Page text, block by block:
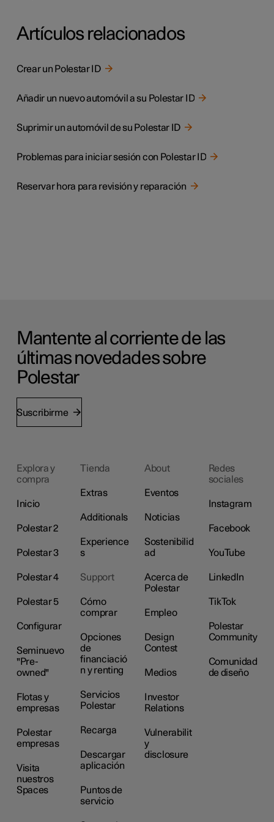
Artículos relacionados
Crear un Polestar ID
Añadir un nuevo automóvil a su Polestar ID
Suprimir un automóvil de su Polestar ID
Problemas para iniciar sesión con Polestar ID
Reservar hora para revisión y reparación
Mantente al corriente de las
últimas novedades sobre
Polestar
Suscribirme
Explora y
compra
Inicio
Polestar 2
Polestar 3
Polestar 4
Polestar 5
Configurar
Seminuevo
"Pre-
owned"
Flotas y
empresas
Polestar
empresas
Visita
nuestros
Spaces
Tienda
Extras
Additionals
Experience
s
Support
Cómo
comprar
Opciones
de
financiació
n y renting
Servicios
Polestar
Recarga
Descargar
aplicación
Puntos de
servicio
About
Eventos
Noticias
Sostenibilid
ad
Acerca de
Polestar
Empleo
Design
Contest
Medios
Investor
Relations
Vulnerabilit
y
disclosure
Redes
sociales
Instagram
Facebook
YouTube
LinkedIn
TikTok
Polestar
Community
Comunidad
de diseño